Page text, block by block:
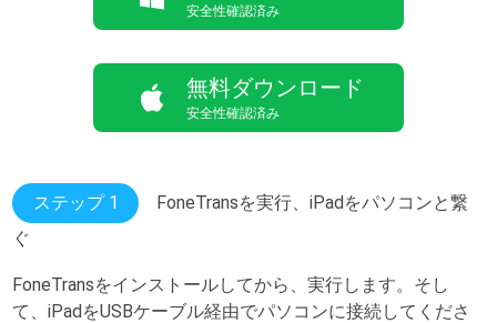
安全性確認済み
無料ダウンロード
安全性確認済み
ステップ 1
FoneTransを実行、iPadをパソコンと繋
ぐ
FoneTransをインストールしてから、実行します。そし
て、iPadをUSBケーブル経由でパソコンに接続してくださ